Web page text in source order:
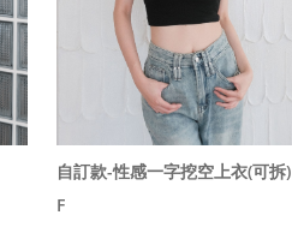
自訂款-性感一字挖空上衣(可拆)
F